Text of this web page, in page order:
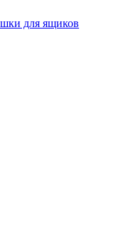
для ящиков